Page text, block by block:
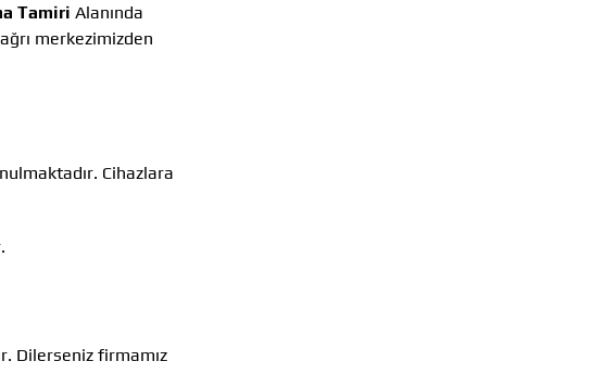
Tamiri Alanında
merkezimizden
Cihazlara
Dilerseniz firmamız